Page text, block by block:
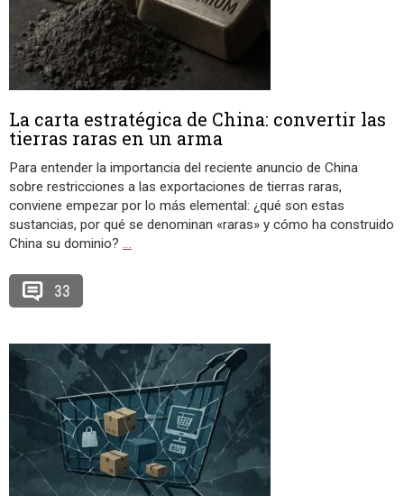
La carta estratégica de China: convertir las
tierras raras en un arma
Para entender la importancia del reciente anuncio de China
sobre restricciones a las exportaciones de tierras raras,
conviene empezar por lo más elemental: ¿qué son estas
sustancias, por qué se denominan «raras» y cómo ha construido
China su dominio? …
33